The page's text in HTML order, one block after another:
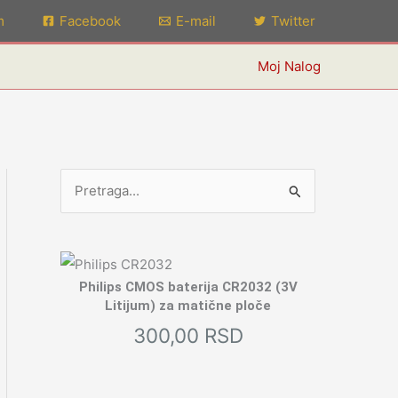
Facebook E-mail Twitter
Moj Nalog
e
Philips CMOS baterija CR2032 (3V
Litijum) za matične ploče
300,00 RSD